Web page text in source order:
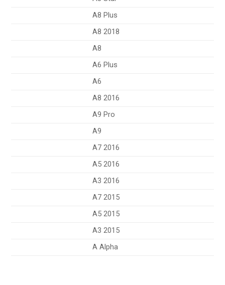
A8 Plus
A8 2018
A8
A6 Plus
A6
A8 2016
A9 Pro
A9
A7 2016
A5 2016
A3 2016
A7 2015
A5 2015
A3 2015
A Alpha